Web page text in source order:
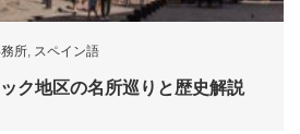
所, スペイン語
ク地区の名所巡りと歴史解説